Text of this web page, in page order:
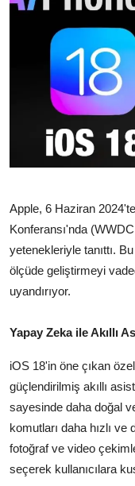
TEKNOLOJİ
ÖNEMLİ GÜNLER
Apple, 6 Haziran
Konferansı'nda
yetenekleriyle tanıttı.
ölçüde geliştirmeyi
uyandırıyor.
Yapay Zeka ile Akıllı
iOS 18'in öne çıkan
güçlendirilmiş akıllı
sayesinde daha doğal
komutları daha hızlı
fotoğraf ve video
seçerek kullanıcılara